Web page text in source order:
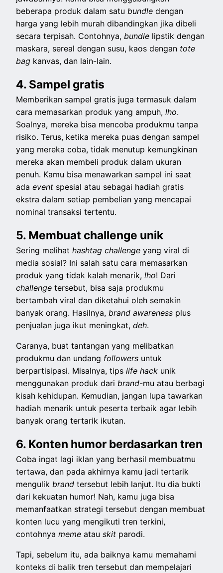
beberapa produk dalam satubundledengan
harga yang lebih murah dibandingkan jika dibeli
secara terpisah. Contohnya,bundle lipstik dengan
maskara, sereal dengan susu, kaos dengan tote
bag kanvas, dan lain-lain.
4. Sampel gratis
Memberikan sampel gratis juga termasuk dalam
cara memasarkan produk yang ampuh,lho.
Soalnya, mereka bisa mencoba produkmu tanpa
risiko. Terus, ketika mereka puas dengan sampel
yang mereka coba, tidak menutup kemungkinan
mereka akan membeli produk dalam ukuran
penuh. Kamu bisa menawarkan sampel ini saat
adaevent spesial atau sebagai hadiah gratis
ekstra dalam setiap pembelian yang mencapai
nominal transaksi tertentu.
5. Membuat challenge unik
Sering melihathashtag challengeyang viral di
media sosial? Ini salah satu cara memasarkan
produk yang tidak kalah menarik,lho! Dari
challengetersebut, bisa saja produkmu
bertambah viral dan diketahui oleh semakin
banyak orang. Hasilnya,brand awareness plus
penjualan juga ikut meningkat,deh.
Caranya, buat tantangan yang melibatkan
produkmu dan undang followers untuk
berpartisipasi. Misalnya, tipslife hack unik
menggunakan produk daribrand-mu atau berbagi
kisah kehidupan. Kemudian, jangan lupa tawarkan
hadiah menarik untuk peserta terbaik agar lebih
banyak orang tertarik ikutan.
6. Konten humor berdasarkan tren
Coba ingat lagi iklan yang berhasil membuatmu
tertawa, dan pada akhirnya kamu jadi tertarik
mengulikbrandtersebut lebih lanjut. Itu dia bukti
dari kekuatan humor! Nah, kamu juga bisa
memanfaatkan strategi tersebut dengan membuat
konten lucu yang mengikuti tren terkini,
contohnyamemeatauskit parodi.
Tapi, sebelum itu, ada baiknya kamu memahami
konteks di balik tren tersebut dan mempelajari